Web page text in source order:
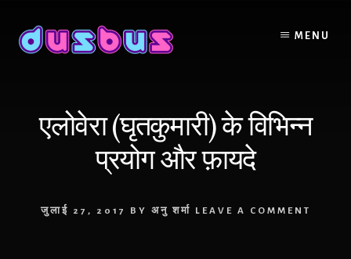
content
MENU
एलोवेरा (घृतकुमारी) के विभिन्न
प्रयोग और फ़ायदे
जुलाई 27, 2017 BY अनु शर्मा LEAVE A COMMENT